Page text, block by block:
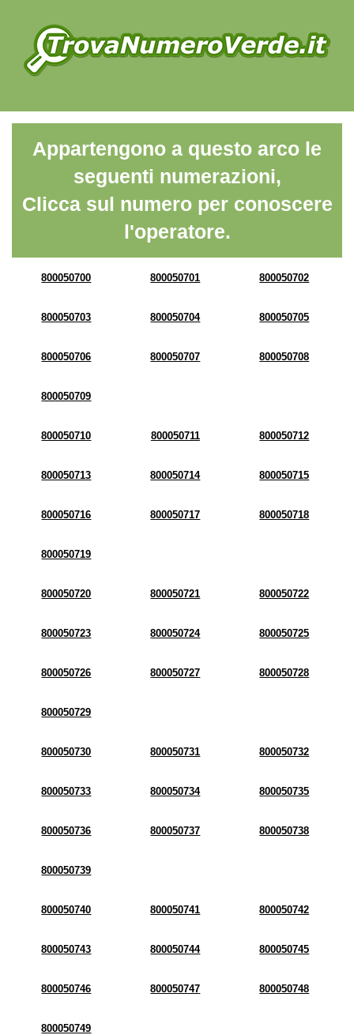
Appartengono a questo arco le
seguenti numerazioni,
Clicca sul numero per conoscere
l'operatore.
800050700 800050701 800050702
800050703 800050704 800050705
800050706 800050707 800050708
800050709
800050710 800050711 800050712
800050713 800050714 800050715
800050716 800050717 800050718
800050719
800050720 800050721 800050722
800050723 800050724 800050725
800050726 800050727 800050728
800050729
800050730 800050731 800050732
800050733 800050734 800050735
800050736 800050737 800050738
800050739
800050740 800050741 800050742
800050743 800050744 800050745
800050746 800050747 800050748
800050749